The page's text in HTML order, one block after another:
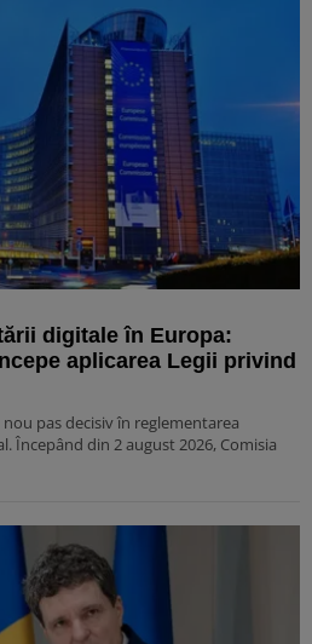
digitale în Europa:
aplicarea Legii privind
pas decisiv în reglementarea
Începând din 2 august 2026, Comisia